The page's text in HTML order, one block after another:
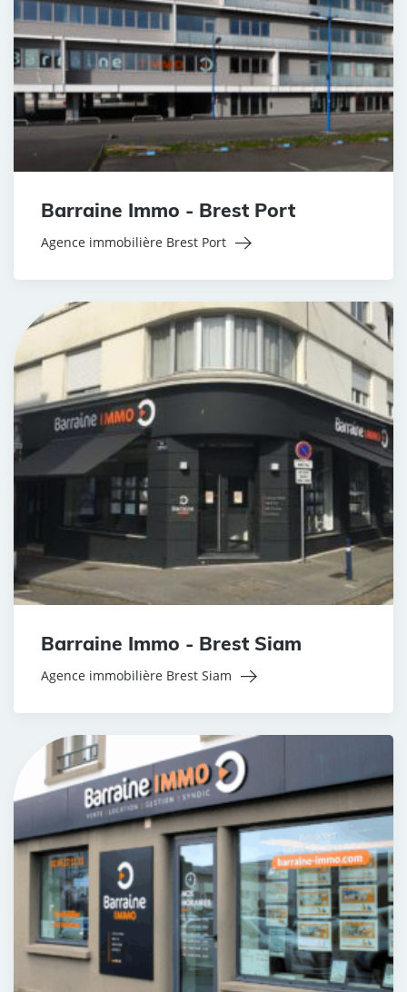
Barraine Immo - Brest Port
Agence immobilière Brest Port
Barraine Immo - Brest Siam
Agence immobilière Brest Siam